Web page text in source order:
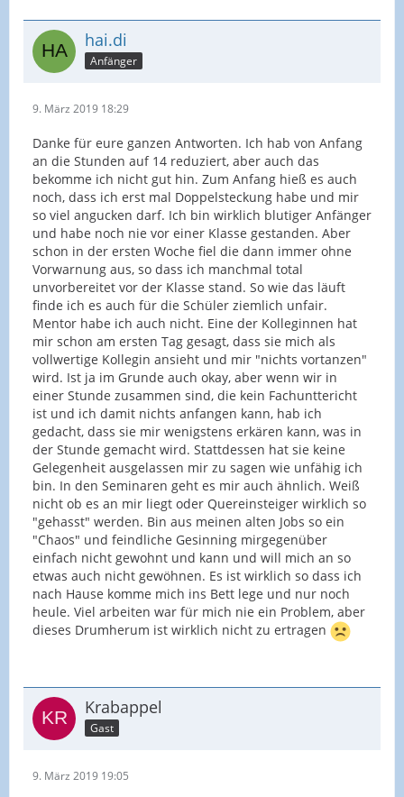
hai.di
Anfänger
9. März 2019 18:29
Danke für eure ganzen Antworten. Ich hab von Anfang
an die Stunden auf 14 reduziert, aber auch das
bekomme ich nicht gut hin. Zum Anfang hieß es auch
noch, dass ich erst mal Doppelsteckung habe und mir
so viel angucken darf. Ich bin wirklich blutiger Anfänger
und habe noch nie vor einer Klasse gestanden. Aber
schon in der ersten Woche fiel die dann immer ohne
Vorwarnung aus, so dass ich manchmal total
unvorbereitet vor der Klasse stand. So wie das läuft
finde ich es auch für die Schüler ziemlich unfair.
Mentor habe ich auch nicht. Eine der Kolleginnen hat
mir schon am ersten Tag gesagt, dass sie mich als
vollwertige Kollegin ansieht und mir "nichts vortanzen"
wird. Ist ja im Grunde auch okay, aber wenn wir in
einer Stunde zusammen sind, die kein Fachunttericht
ist und ich damit nichts anfangen kann, hab ich
gedacht, dass sie mir wenigstens erkären kann, was in
der Stunde gemacht wird. Stattdessen hat sie keine
Gelegenheit ausgelassen mir zu sagen wie unfähig ich
bin. In den Seminaren geht es mir auch ähnlich. Weiß
nicht ob es an mir liegt oder Quereinsteiger wirklich so
"gehasst" werden. Bin aus meinen alten Jobs so ein
"Chaos" und feindliche Gesinning mirgegenüber
einfach nicht gewohnt und kann und will mich an so
etwas auch nicht gewöhnen. Es ist wirklich so dass ich
nach Hause komme mich ins Bett lege und nur noch
heule. Viel arbeiten war für mich nie ein Problem, aber
dieses Drumherum ist wirklich nicht zu ertragen
Krabappel
Gast
9. März 2019 19:05